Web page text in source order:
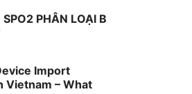
PHÂN LOẠI B
Import
Vietnam – What